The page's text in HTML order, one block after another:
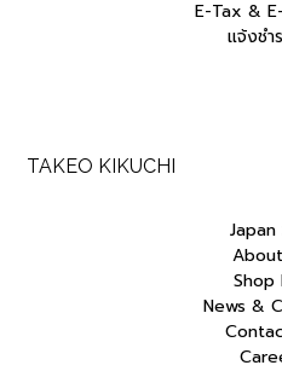
E-Tax &
แจ้งชำ
TAKEO KIKUCHI
Shop
News &